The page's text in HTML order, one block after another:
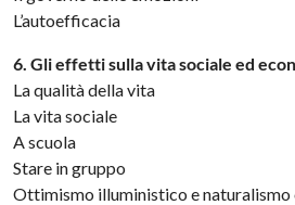
L’autoefficacia
6. Gli effetti sulla vita sociale ed
La qualità della vita
La vita sociale
A scuola
Stare in gruppo
Ottimismo illuministico e